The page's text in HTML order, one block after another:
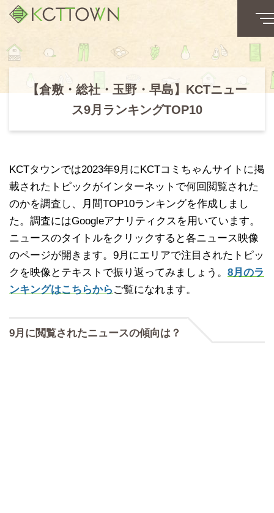
【倉敷・総社・玉野・早島】KCTニュー
ス9月ランキングTOP10
KCTタウンでは2023年9月にKCTコミちゃんサイトに掲
載されたトピックがインターネットで何回閲覧された
のかを調査し、月間TOP10ランキングを作成しまし
た。調査にはGoogleアナリティクスを用いています。
ニュースのタイトルをクリックすると各ニュース映像
のページが開きます。9月にエリアで注目されたトピッ
クを映像とテキストで振り返ってみましょう。 8月のラ
ンキングはこちらから ご覧になれます。
9月に閲覧されたニュースの傾向は？